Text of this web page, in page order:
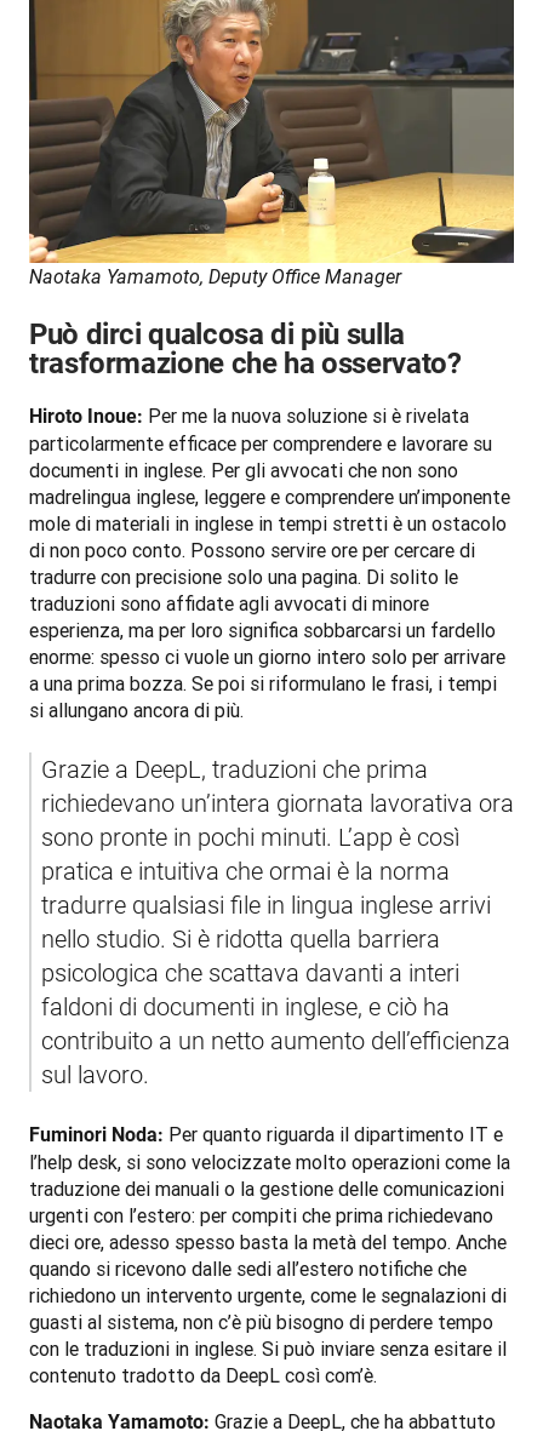
Naotaka Yamamoto, Deputy Office Manager
Può dirci qualcosa di più sulla
trasformazione che ha osservato?
Hiroto Inoue: Per me la nuova soluzione si è rivelata
particolarmente efficace per comprendere e lavorare su
documenti in inglese. Per gli avvocati che non sono
madrelingua inglese, leggere e comprendere un’imponente
mole di materiali in inglese in tempi stretti è un ostacolo
di non poco conto. Possono servire ore per cercare di
tradurre con precisione solo una pagina. Di solito le
traduzioni sono affidate agli avvocati di minore
esperienza, ma per loro significa sobbarcarsi un fardello
enorme: spesso ci vuole un giorno intero solo per arrivare
a una prima bozza. Se poi si riformulano le frasi, i tempi
si allungano ancora di più.
Grazie a DeepL, traduzioni che prima
richiedevano un’intera giornata lavorativa ora
sono pronte in pochi minuti. L’app è così
pratica e intuitiva che ormai è la norma
tradurre qualsiasi file in lingua inglese arrivi
nello studio. Si è ridotta quella barriera
psicologica che scattava davanti a interi
faldoni di documenti in inglese, e ciò ha
contribuito a un netto aumento dell’efficienza
sul lavoro.
Fuminori Noda: Per quanto riguarda il dipartimento IT e
l’help desk, si sono velocizzate molto operazioni come la
traduzione dei manuali o la gestione delle comunicazioni
urgenti con l’estero: per compiti che prima richiedevano
dieci ore, adesso spesso basta la metà del tempo. Anche
quando si ricevono dalle sedi all’estero notifiche che
richiedono un intervento urgente, come le segnalazioni di
guasti al sistema, non c’è più bisogno di perdere tempo
con le traduzioni in inglese. Si può inviare senza esitare il
contenuto tradotto da DeepL così com’è.
Naotaka Yamamoto: Grazie a DeepL, che ha abbattuto